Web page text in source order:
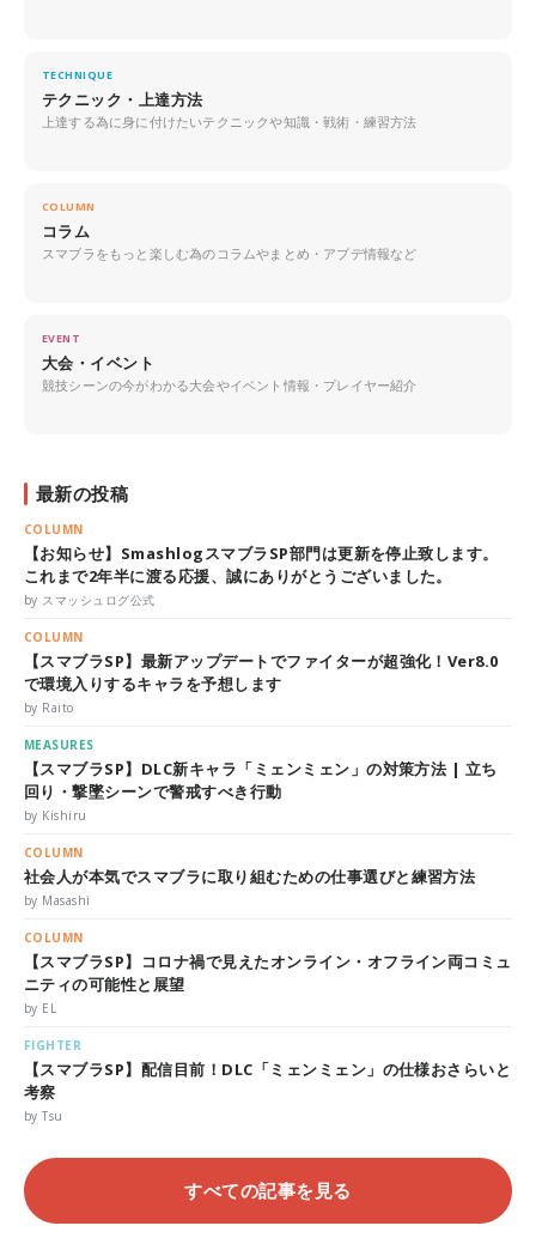
TECHNIQUE
テクニック・上達方法
上達する為に身に付けたいテクニックや知識・戦術・練習方法
COLUMN
コラム
スマブラをもっと楽しむ為のコラムやまとめ・アプデ情報など
EVENT
大会・イベント
競技シーンの今がわかる大会やイベント情報・プレイヤー紹介
最新の投稿
COLUMN
【お知らせ】SmashlogスマブラSP部門は更新を停止致します。
これまで2年半に渡る応援、誠にありがとうございました。
by スマッシュログ公式
COLUMN
【スマブラSP】最新アップデートでファイターが超強化！Ver8.0
で環境入りするキャラを予想します
by Raito
MEASURES
【スマブラSP】DLC新キャラ「ミェンミェン」の対策方法 | 立ち
回り・撃墜シーンで警戒すべき行動
by Kishiru
COLUMN
社会人が本気でスマブラに取り組むための仕事選びと練習方法
by Masashi
COLUMN
【スマブラSP】コロナ禍で見えたオンライン・オフライン両コミュ
ニティの可能性と展望
by EL
FIGHTER
【スマブラSP】配信目前！DLC「ミェンミェン」の仕様おさらいと
考察
by Tsu
すべての記事を見る